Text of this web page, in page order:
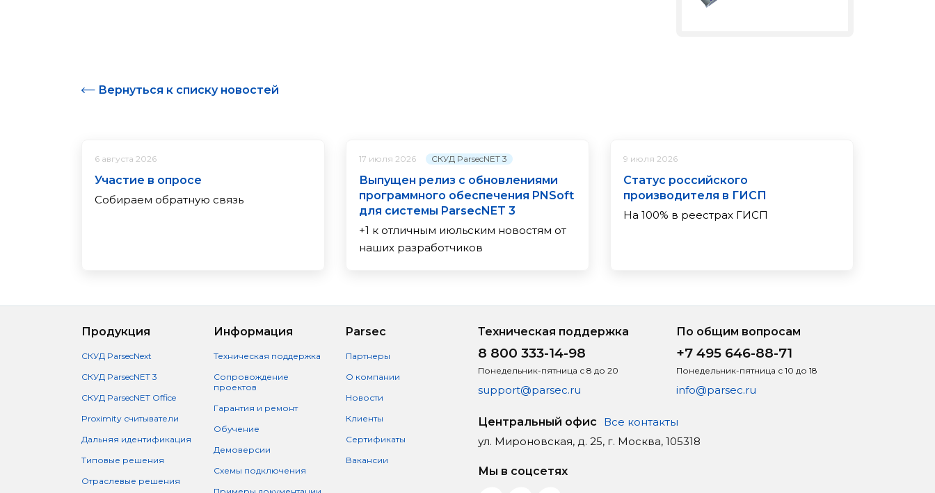
Вернуться к списку новостей
6 августа 2026
Участие в опросе
Собираем обратную связь
17 июля 2026 СКУД ParsecNET 3
Выпущен релиз с обновлениями
программного обеспечения PNSoft
для системы ParsecNET 3
+1 к отличным июльским новостям от
наших разработчиков
9 июля 2026
Статус российского
производителя в ГИСП
На 100% в реестрах ГИСП
Продукция
СКУД ParsecNext
СКУД ParsecNET 3
СКУД ParsecNET Office
Proximity считыватели
Дальняя идентификация
Типовые решения
Отраслевые решения
Информация
Техническая поддержка
Сопровождение
проектов
Гарантия и ремонт
Обучение
Демоверсии
Схемы подключения
Parsec
Партнеры
О компании
Новости
Клиенты
Сертификаты
Вакансии
Техническая поддержка
8 800 333-14-98
Понедельник-пятница с 8 до 20
support@parsec.ru
По общим вопросам
+7 495 646-88-71
Понедельник-пятница с 10 до 18
info@parsec.ru
Центральный офис
Все контакты
ул. Мироновская, д. 25, г. Москва, 105318
Мы в соцсетях